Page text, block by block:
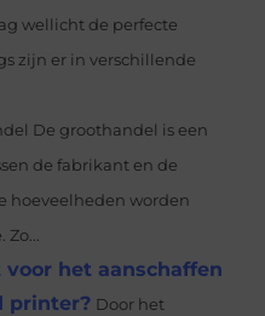
wellicht de perfecte
zijn er in verschillende
De groothandel is een
de fabrikant en de
hoeveelheden worden
Zo...
het aanschaffen
printer? Door het